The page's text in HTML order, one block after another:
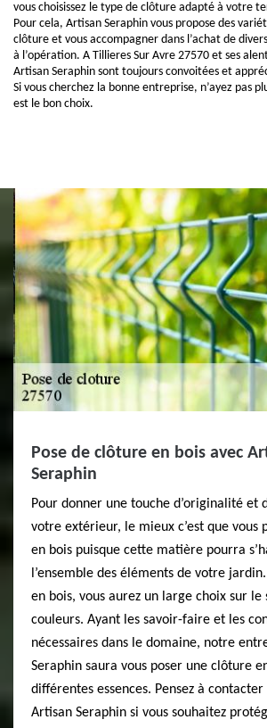
vous choisissez le type de clôture adapté à votre
Pour cela, Artisan Seraphin vous propose des
clôture et vous accompagner dans l’achat de
à l’opération. A Tillieres Sur Avre 27570 et ses
Artisan Seraphin sont toujours convoitées et
Si vous cherchez la bonne entreprise, n’ayez pas
est le bon choix.
Pose de clôture en bois avec
Seraphin
Pour donner une touche d’originalité et
votre extérieur, le mieux c’est que vous
en bois puisque cette matière pourra
l’ensemble des éléments de votre
en bois, vous aurez un large choix sur le
couleurs. Ayant les savoir-faire et les
nécessaires dans le domaine, notre
Seraphin saura vous poser une clôture
différentes essences. Pensez à
Artisan Seraphin si vous souhaitez